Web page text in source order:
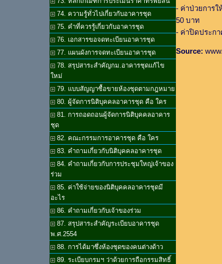
74. ความรู้ทั่วไปเกี่ยวกับอาคารชุด
75. คำที่ควรรู้เกี่ยวกับอาคารชุด
76. เอกสารขอจดทะเบียนอาคารชุด
77. แผนผังการจดทะเบียนอาคารชุด
78. สรุปสาระสำคัญกม.อาคารชุดแก้ไข
ใหม่
79. แบบสัญญาซื้อขายห้องชุดตามกฎหมาย
80. ผู้จัดการนิติบุคคลอาคารชุด คือ ใคร
81. การถอดถอนผู้จัดการนิติบุคคลอาคาร
ชุด
82. คณะกรรมการอาคารชุด คือ ใคร
83. คำถามเกี่ยวกับนิติบุคคลอาคารชุด
84. คำถามเกี่ยวกับการประชุมใหญ่เจ้าของ
ร่วม
85. ค่าใช้จ่ายของนิติบุคคลอาคารชุดมี
อะไร
86. คำถามเกี่ยวกับเจ้าของร่วม
87. สรุปสาระสำคัญระเบียบอาคารชุด
พ.ศ.2554
88. การได้มาซึ่งห้องชุดของคนต่างด้าว
89. ระเบียบกรมฯ ว่าด้วยการถือกรรมสิทธิ์
- ค่าป่วยการ
50 บาท
- ค่าปิดประก
Source: